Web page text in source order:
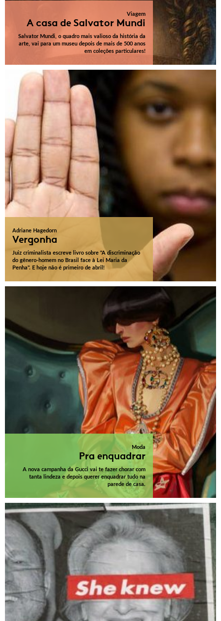
Viagem
A casa de Salvator Mundi
Salvator Mundi, o quadro mais valioso da história da
arte, vai para um museu depois de mais de 500 anos
em coleções particulares!
Adriane Hagedorn
Vergonha
Juiz criminalista escreve livro sobre "A discriminação
do gênero-homem no Brasil face à Lei Maria da
Penha". E hoje não é primeiro de abril!
Moda
Pra enquadrar
A nova campanha da Gucci vai te fazer chorar com
tanta lindeza e depois querer enquadrar tudo na
parede de casa.